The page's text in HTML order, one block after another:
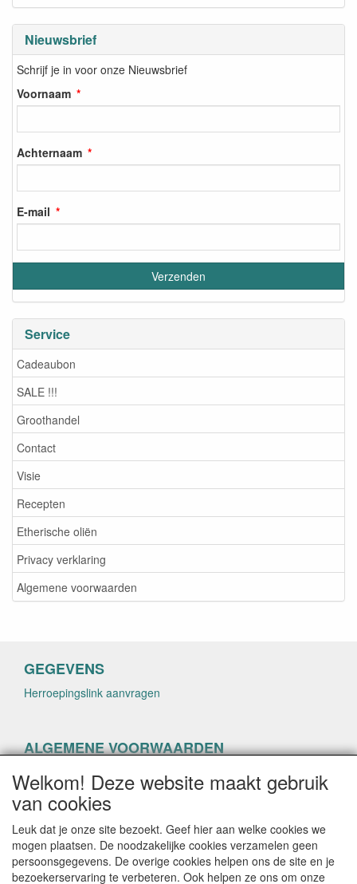
Nieuwsbrief
Schrijf je in voor onze Nieuwsbrief
Voornaam
Achternaam
E-mail
Service
Cadeaubon
SALE !!!
Groothandel
Contact
Visie
Recepten
Etherische oliën
Privacy verklaring
Algemene voorwaarden
GEGEVENS
Herroepingslink aanvragen
ALGEMENE VOORWAARDEN
Herroepingslink aanvragen
CONTACTGEGEVENS
Welkom! Deze website maakt gebruik
van cookies
Leuk dat je onze site bezoekt. Geef hier aan welke cookies we
mogen plaatsen. De noodzakelijke cookies verzamelen geen
persoonsgegevens. De overige cookies helpen ons de site en je
bezoekerservaring te verbeteren. Ook helpen ze ons om onze